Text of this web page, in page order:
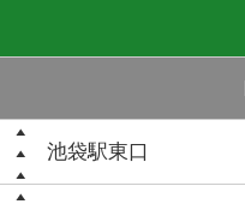
池袋駅東口